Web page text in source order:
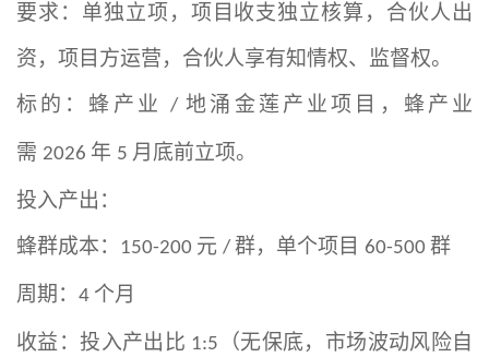
要求：单独立项，项目收支独立核算，合伙人出
资，项目方运营，合伙人享有知情权、监督权。
标的：蜂产业
/地涌金莲产业项目，蜂产业
需 2026 年 5 月底前立项。
投入产出：
蜂群成本：
150-200 元 / 群，单个项目 60-500 群
周期： 4 个月
收益：投入产出比 1:5 （无保底，市场波动风险自